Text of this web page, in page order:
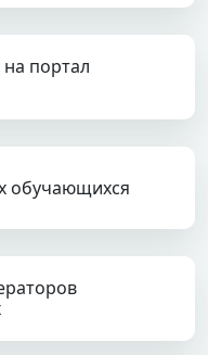
портал
обучающихся